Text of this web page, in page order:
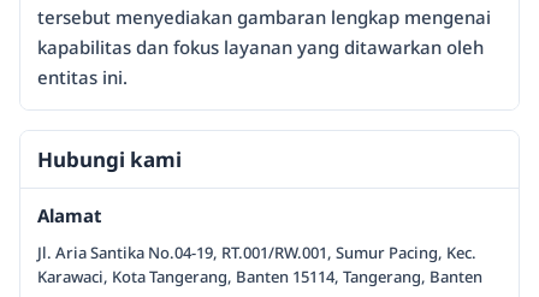
tersebut menyediakan gambaran lengkap mengenai
kapabilitas dan fokus layanan yang ditawarkan oleh
entitas ini.
Hubungi kami
Alamat
Jl. Aria Santika No.04-19, RT.001/RW.001, Sumur Pacing, Kec.
Karawaci, Kota Tangerang, Banten 15114, Tangerang, Banten